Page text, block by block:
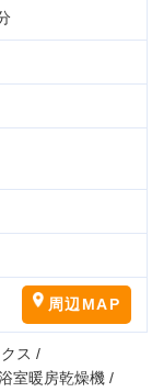
周辺MAP
ス /
室暖房乾燥機 /